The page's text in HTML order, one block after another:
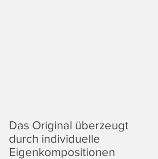
Das Original überzeugt
durch individuelle
Eigenkompositionen